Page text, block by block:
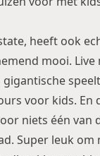
heeft ook
mooi. Live
gigantische
voor kids. En
niets één van
Super leuk